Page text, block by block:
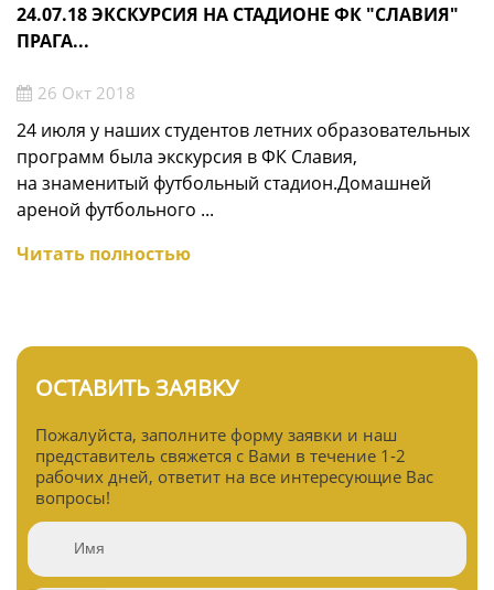
24.07.18 ЭКСКУРСИЯ НА СТАДИОНЕ ФК "СЛАВИЯ"
ПРАГА...
26 Окт 2018
24 июля у наших студентов летних образовательных
программ была экскурсия в ФК Славия,
на знаменитый футбольный стадион.Домашней
ареной футбольного ...
Читать полностью
ОСТАВИТЬ ЗАЯВКУ
Пожалуйста, заполните форму заявки и наш
представитель свяжется с Вами в течение 1-2
рабочих дней, ответит на все интересующие Вас
вопросы!